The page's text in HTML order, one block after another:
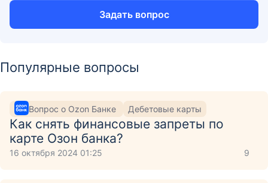
Задать вопрос
Популярные вопросы
Вопрос о Ozon Банке Дебетовые карты
Как снять финансовые запреты по
карте Озон банка?
16 октября 2024 01:25 9